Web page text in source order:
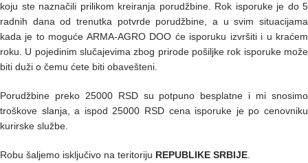
koju ste naznačili prilikom kreiranja porudžbine. Rok isporuke je do 5
radnih dana od trenutka potvrde porudžbine, a u svim situacijama
kada je to moguće ARMA-AGRO DOO će isporuku izvršiti i u kraćem
roku.
U pojedinim slučajevima zbog prirode pošiljke rok isporuke može
biti duži o čemu ćete biti obavešteni.
Porudžbine preko 25000 RSD su potpuno besplatne i mi snosimo
troškove slanja, a ispod 25000 RSD cena isporuke je po cenovniku
kurirske službe.
Robu šaljemo isključivo na teritoriju REPUBLIKE SRBIJE